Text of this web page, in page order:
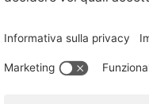
o svilupparne
strategico e mirato.
dell’iniziativa